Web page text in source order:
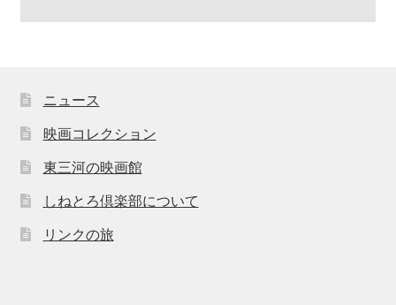
ニュース
映画コレクション
東三河の映画館
しねとろ倶楽部について
リンクの旅